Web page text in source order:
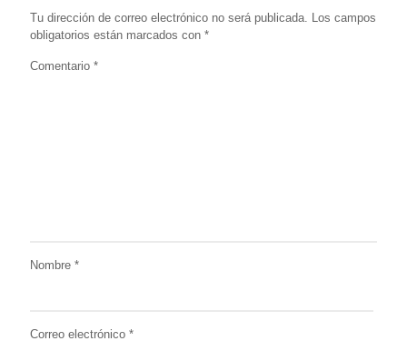
Tu dirección de correo electrónico no será publicada. Los campos
obligatorios están marcados con *
Comentario *
Nombre *
Correo electrónico *